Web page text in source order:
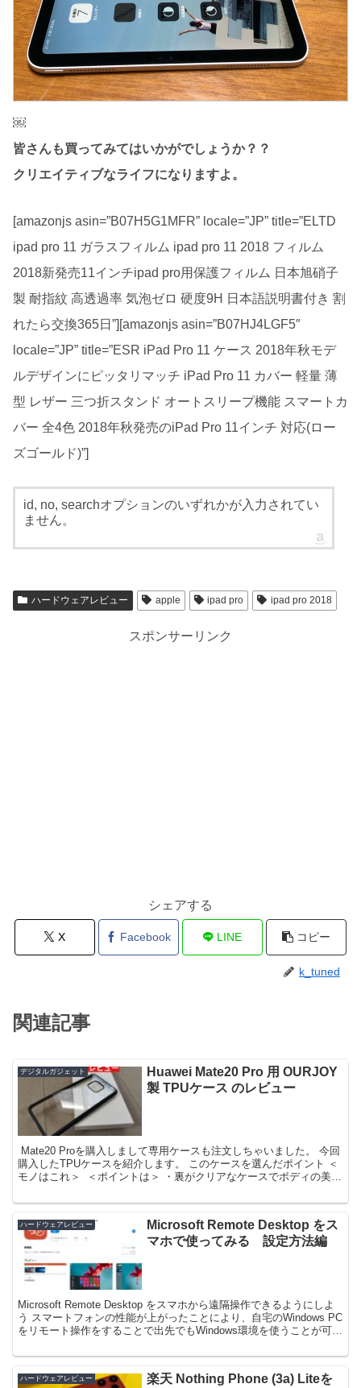
￼
皆さんも買ってみてはいかがでしょうか？？
クリエイティブなライフになりますよ。
[amazonjs asin=”B07H5G1MFR” locale=”JP” title=”ELTD
ipad pro 11 ガラスフィルム ipad pro 11 2018 フィルム
2018新発売11インチipad pro用保護フィルム 日本旭硝子
製 耐指紋 高透過率 気泡ゼロ 硬度9H 日本語説明書付き 割
れたら交換365日”][amazonjs asin=”B07HJ4LGF5″
locale=”JP” title=”ESR iPad Pro 11 ケース 2018年秋モデ
ルデザインにピッタリマッチ iPad Pro 11 カバー 軽量 薄
型 レザー 三つ折スタンド オートスリープ機能 スマートカ
バー 全4色 2018年秋発売のiPad Pro 11インチ 対応(ロー
ズゴールド)”]
id, no, searchオプションのいずれかが入力されてい
ません。
ハードウェアレビュー apple ipad pro ipad pro 2018
スポンサーリンク
シェアする
X Facebook LINE コピー
k_tuned
関連記事
デジタルガジェット
Huawei Mate20 Pro 用 OURJOY
製 TPUケース のレビュー
￼ Mate20 Proを購入しまして専用ケースも注文しちゃいました。 今回
購入したTPUケースを紹介します。 このケースを選んだポイント ＜
モノはこれ＞ ￼ ＜ポイントは＞ ・裏がクリアなケースでボディの美し
ハードウェアレビュー
Microsoft Remote Desktop をス
マホで使ってみる 設定方法編
Microsoft Remote Desktop をスマホから遠隔操作できるようにしよ
う スマートフォンの性能が上がったことにより、自宅のWindows PC
をリモート操作をすることで出先でもWindows環境を使うことが可能
ハードウェアレビュー
楽天 Nothing Phone (3a) Liteを